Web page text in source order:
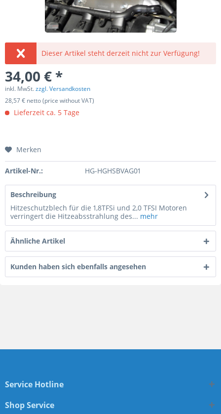
Dieser Artikel steht derzeit nicht zur Verfügung!
34,00 € *
inkl. MwSt.zzgl. Versandkosten
28,57 € netto (price without VAT)
Lieferzeit ca. 5 Tage
Merken
Artikel-Nr.: HG-HGHSBVAG01
Beschreibung
Hitzeschutzblech für die 1,8TFSi und 2,0 TFSI Motoren
verringert die Hitzeabsstrahlung des... mehr
Ähnliche Artikel
Kunden haben sich ebenfalls angesehen
Service Hotline
Shop Service